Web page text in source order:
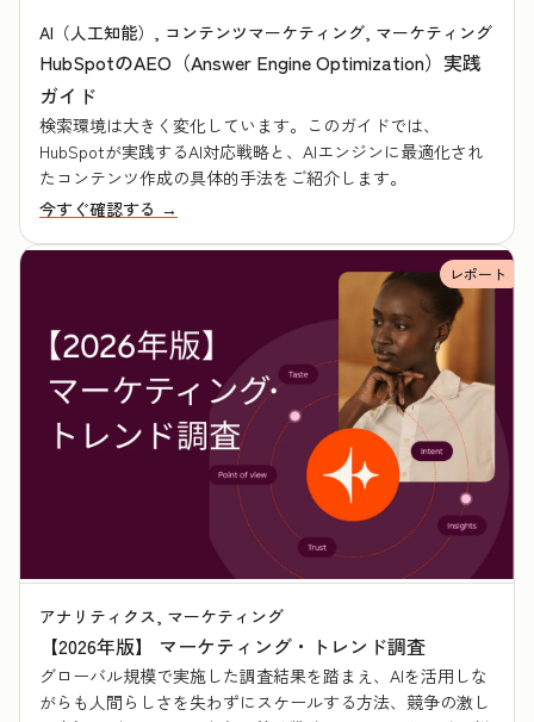
AI（人工知能）, コンテンツマーケティング, マーケティング
HubSpotのAEO（Answer Engine Optimization）実践
ガイド
検索環境は大きく変化しています。このガイドでは、
HubSpotが実践するAI対応戦略と、AIエンジンに最適化され
たコンテンツ作成の具体的手法をご紹介します。
今すぐ確認する →
レポート
アナリティクス, マーケティング
【2026年版】 マーケティング・トレンド調査
グローバル規模で実施した調査結果を踏まえ、AIを活用しな
がらも人間らしさを失わずにスケールする方法、競争の激し